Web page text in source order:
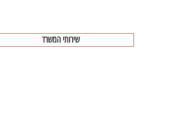
שירותי המשרד